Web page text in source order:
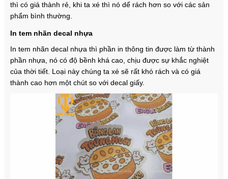
thì có giá thành rẻ, khi ta xé thì nó dể rách hơn so với các sản
phẩm bình thường.
In tem nhãn decal nhựa
In tem nhãn decal nhựa thì phần in thông tin được làm từ thành
phần nhựa, nó có độ bềnh khá cao, chịu được sự khắc nghiệt
của thời tiết. Loại này chúng ta xé sẽ rất khó rách và có giá
thành cao hơn một chút so với decal giấy.